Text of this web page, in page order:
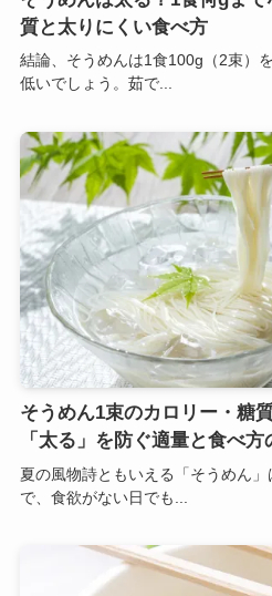
質と太りにくい食べ方
結論、そうめんは1食100g（2束）
低いでしょう。茹で...
そうめん1束のカロリー・糖
「太る」を防ぐ適量と食べ方
夏の風物詩ともいえる「そうめん
で、食欲がない日でも...